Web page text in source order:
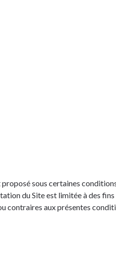
sous certaines
du Site est limitée à des
contraires aux présentes